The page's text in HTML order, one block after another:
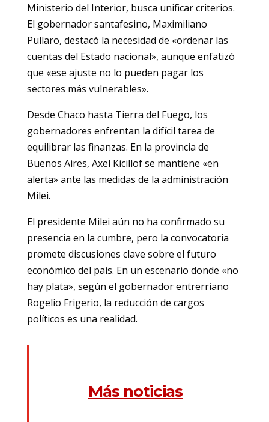
Ministerio del Interior, busca unificar criterios.
El gobernador santafesino, Maximiliano
Pullaro, destacó la necesidad de «ordenar las
cuentas del Estado nacional», aunque enfatizó
que «ese ajuste no lo pueden pagar los
sectores más vulnerables».
Desde Chaco hasta Tierra del Fuego, los
gobernadores enfrentan la difícil tarea de
equilibrar las finanzas. En la provincia de
Buenos Aires, Axel Kicillof se mantiene «en
alerta» ante las medidas de la administración
Milei.
El presidente Milei aún no ha confirmado su
presencia en la cumbre, pero la convocatoria
promete discusiones clave sobre el futuro
económico del país. En un escenario donde «no
hay plata», según el gobernador entrerriano
Rogelio Frigerio, la reducción de cargos
políticos es una realidad.
Más noticias